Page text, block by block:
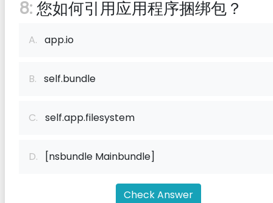
8:您如何引用应用程序捆绑包？
A. app.io
B. self.bundle
C. self.app.filesystem
D. [nsbundle Mainbundle]
Check Answer